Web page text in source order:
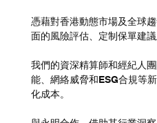
憑藉對香港動態市場及全球
面的風險評估、定制保單建議
我們的資深精算師和經紀人
能、網絡威脅和ESG合規等
化成本。